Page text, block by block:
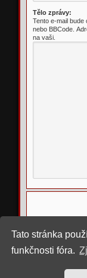
Tato stránka
funkčnosti fóra.
Tělo zprávy:
Tento e-mail
nebo BBCode.
na vaši.
Obsah fóra